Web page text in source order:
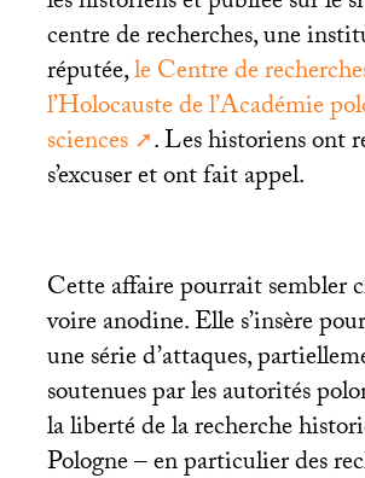
centre de recherches, une
réputée,le Centre de
l’Holocauste de l’Académie
sciences
. Les historiens ont
s’excuser et ont fait appel.
Cette affaire pourrait sembler
voire anodine. Elle s’insère
une série d’attaques,
soutenues par les autorités
la liberté de la recherche
Pologne – en particulier des